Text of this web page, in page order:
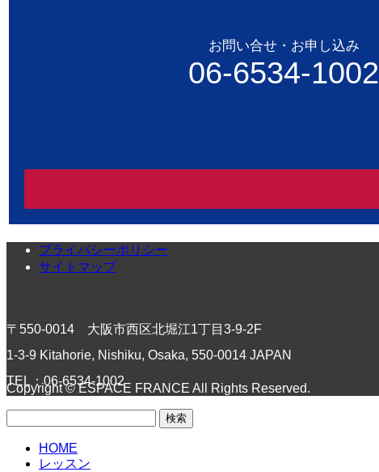
お問い合せ・お申し込み
06-6534-1002
プライバシーポリシー
サイトマップ
〒550-0014 大阪市西区北堀江1丁目3-9-2F
1-3-9 Kitahorie, Nishiku, Osaka, 550-0014 JAPAN
TEL：06-6534-1002
Copyright © ESPACE FRANCE All Rights Reserved.
HOME
レッスン